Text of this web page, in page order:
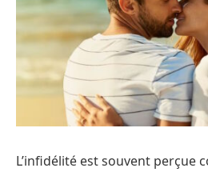
L’infidélité est souvent perçue